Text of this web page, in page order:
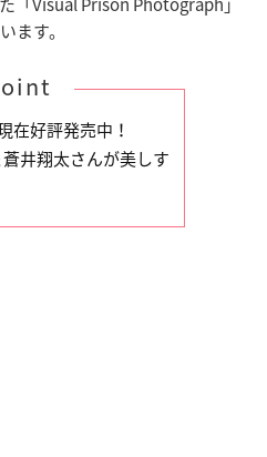
ます。
在好評発売中！
井翔太さんが美しす